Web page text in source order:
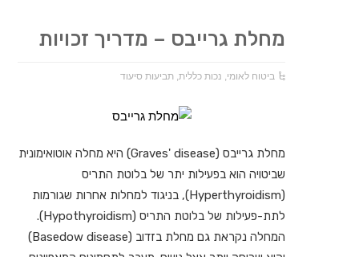
מחלת גרייבס – מדריך זכויות
ביטוח לאומי, נכות כללית,תביעות סיעוד
מחלת גרייבס (Graves' disease) היא מחלה אוטואימונית
שביטויה הוא בפעילות יתר של בלוטת התריס
(Hyperthyroidism), בניגוד למחלות אחרות שגורמות
לתת-פעילות של בלוטת התריס (Hypothyroidism).
המחלה נקראת גם מחלת בזדוב (Basedow disease)